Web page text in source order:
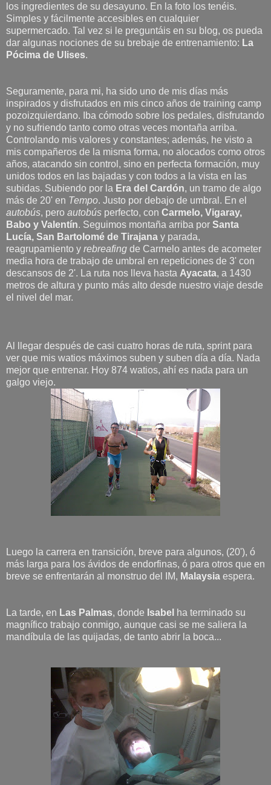
los ingredientes de su desayuno. En la foto los tenéis.
Simples y fácilmente accesibles en cualquier
supermercado. Tal vez si le preguntáis en su blog, os pueda
dar algunas nociones de su brebaje de entrenamiento: La
Pócima de Ulises.
Seguramente, para mi, ha sido uno de mis días más
inspirados y disfrutados en mis cinco años de training camp
pozoizquierdano. Iba cómodo sobre los pedales, disfrutando
y no sufriendo tanto como otras veces montaña arriba.
Controlando mis valores y constantes; además, he visto a
mis compañeros de la misma forma, no alocados como otros
años, atacando sin control, sino en perfecta formación, muy
unidos todos en las bajadas y con todos a la vista en las
subidas. Subiendo por la Era del Cardón, un tramo de algo
más de 20' en Tempo. Justo por debajo de umbral. En el
autobús, pero autobús perfecto, con Carmelo, Vigaray,
Babo y Valentín. Seguimos montaña arriba por Santa
Lucía, San Bartolomé de Tirajana y parada,
reagrupamiento y rebreafing de Carmelo antes de acometer
media hora de trabajo de umbral en repeticiones de 3' con
descansos de 2'. La ruta nos lleva hasta Ayacata, a 1430
metros de altura y punto más alto desde nuestro viaje desde
el nivel del mar.
Al llegar después de casi cuatro horas de ruta, sprint para
ver que mis watios máximos suben y suben día a día. Nada
mejor que entrenar. Hoy 874 watios, ahí es nada para un
galgo viejo.
Luego la carrera en transición, breve para algunos, (20'), ó
más larga para los ávidos de endorfinas, ó para otros que en
breve se enfrentarán al monstruo del IM, Malaysia espera.
La tarde, en Las Palmas, donde Isabel ha terminado su
magnífico trabajo conmigo, aunque casi se me saliera la
mandíbula de las quijadas, de tanto abrir la boca...